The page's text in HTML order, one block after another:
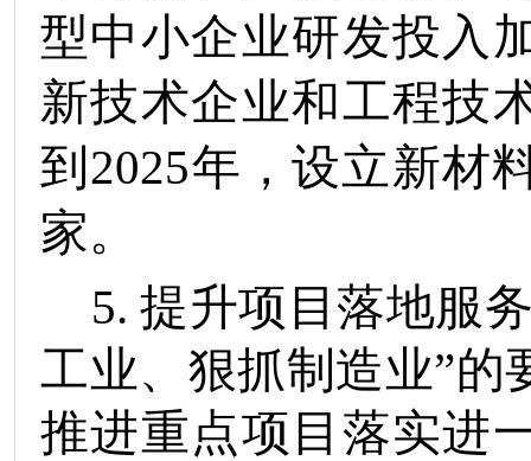
型中小企业研发投入
新技术企业和工程技
到2025年，设立新材
家。
5.提升项目落地服
工业、狠抓制造业”的
推进重点项目落实进